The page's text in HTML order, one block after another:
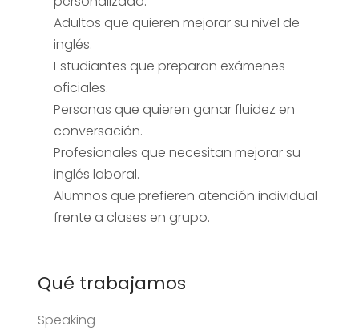
Adultos que quieren mejorar su nivel de
inglés.
Estudiantes que preparan exámenes
oficiales.
Personas que quieren ganar fluidez en
conversación.
Profesionales que necesitan mejorar su
inglés laboral.
Alumnos que prefieren atención individual
frente a clases en grupo.
Qué trabajamos
Speaking